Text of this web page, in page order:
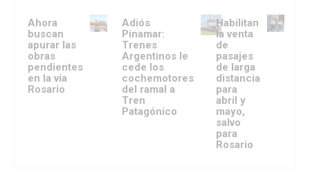
Ahora
buscan
apurar las
obras
pendientes
en la vía
Rosario
Adiós
Pinamar:
Trenes
Argentinos le
cede los
cochemotores
del ramal a
Tren
Patagónico
Habilitan
la venta
de
pasajes
de larga
distancia
para
abril y
mayo,
salvo
para
Rosario